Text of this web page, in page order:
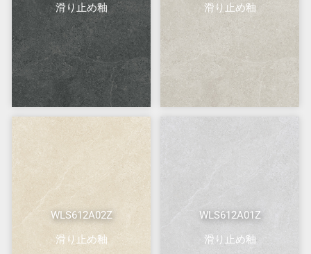
滑り止め釉
滑り止め釉
WLS612A02Z
滑り止め釉
WLS612A01Z
滑り止め釉